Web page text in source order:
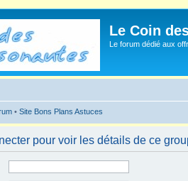
Le Coin
Le forum dédié aux
• Site Bons Plans Astuces
pour voir les détails de ce